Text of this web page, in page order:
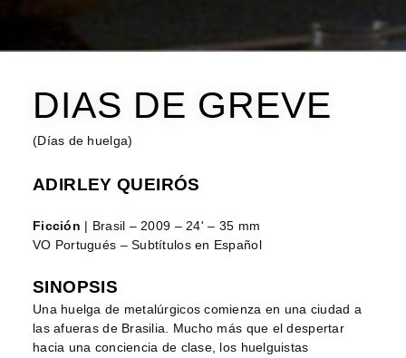
DIAS DE GREVE
(Días de huelga)
ADIRLEY QUEIRÓS
Ficción | Brasil – 2009 – 24' – 35 mm
VO Portugués – Subtítulos en Español
SINOPSIS
Una huelga de metalúrgicos comienza en una ciudad a
las afueras de Brasilia. Mucho más que el despertar
hacia una conciencia de clase, los huelguistas